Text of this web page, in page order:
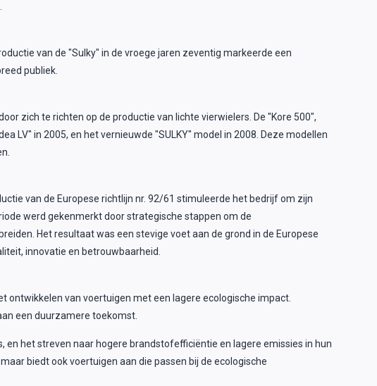
van de "Sulky" in de vroege jaren zeventig markeerde een
publiek.
zich te richten op de productie van lichte vierwielers. De "Kore 500",
LV" in 2005, en het vernieuwde "SULKY" model in 2008. Deze modellen
van de Europese richtlijn nr. 92/61 stimuleerde het bedrijf om zijn
werd gekenmerkt door strategische stappen om de
Het resultaat was een stevige voet aan de grond in de Europese
innovatie en betrouwbaarheid.
ontwikkelen van voertuigen met een lagere ecologische impact.
een duurzamere toekomst.
het streven naar hogere brandstofefficiëntie en lagere emissies in hun
biedt ook voertuigen aan die passen bij de ecologische